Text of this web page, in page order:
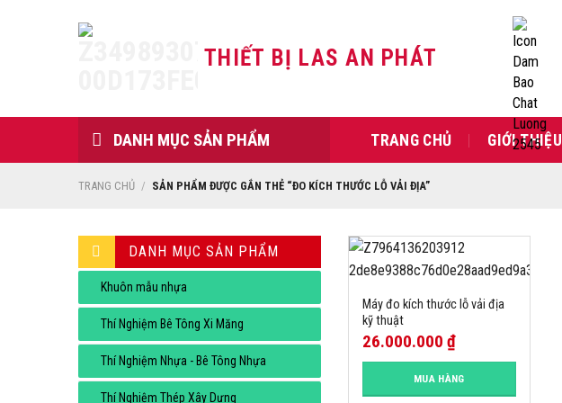
THIẾT BỊ LAS AN PHÁT
DANH MỤC SẢN PHẨM TRANG CHỦ GIỚI THIỆU
TRANG CHỦ / SẢN PHẨM ĐƯỢC GẮN THẺ “ĐO KÍCH THƯỚC LỖ VẢI ĐỊA”
DANH MỤC SẢN PHẨM
Khuôn mẫu nhựa
Thí Nghiệm Bê Tông Xi Măng
Thí Nghiệm Nhựa - Bê Tông Nhựa
Thí Nghiệm Thép Xây Dựng
Máy đo kích thước lỗ vải địa
kỹ thuật
26.000.000 ₫
MUA HÀNG